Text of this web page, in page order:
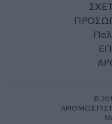
©
ΑΡΙΘΜΟΣ